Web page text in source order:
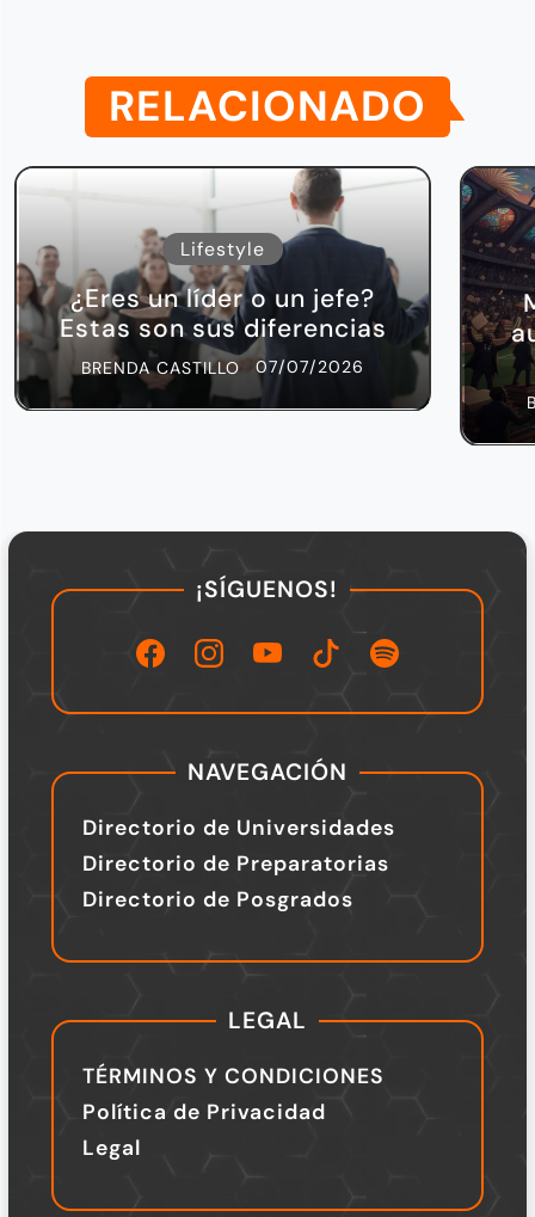
RELACIONADO
Lifestyle
¿Eres un líder o un jefe?
Estas son sus diferencias
BRENDA CASTILLO 07/07/2026
¡SÍGUENOS!
NAVEGACIÓN
Directorio de Universidades
Directorio de Preparatorias
Directorio de Posgrados
LEGAL
TÉRMINOS Y CONDICIONES
Política de Privacidad
Legal